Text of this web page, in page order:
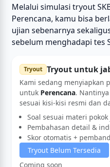
Melalui simulasi tryout
Perencana, kamu bisa
ujian sebenarnya
sebelum menghadapi tes
Tryout Tryout untuk
Kami sedang menyiapkan
untuk Perencana.
sesuai kisi-kisi resmi dan
Soal sesuai materi
Pembahasan detail &
Skor otomatis +
Tryout Belum Tersedia
Coming soon